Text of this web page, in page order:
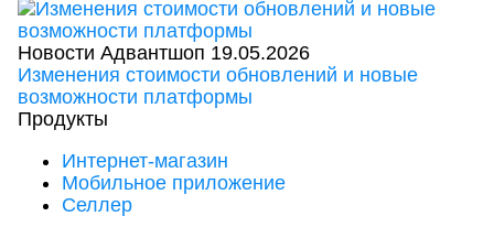
Новости Адвантшоп 19.05.2026
Изменения стоимости обновлений и новые
возможности платформы
Продукты
Интернет-магазин
Мобильное приложение
Селлер